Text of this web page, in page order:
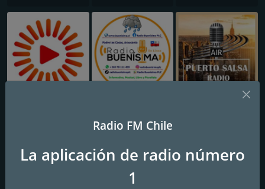
Radio Destino 1
70s, 80s y 90s
Radio FM Chile
La aplicación de radio número
1